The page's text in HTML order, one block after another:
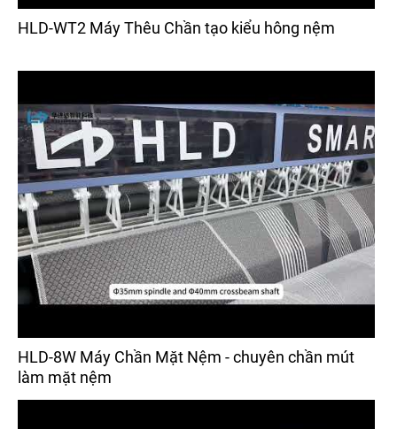
HLD-WT2 Máy Thêu Chần tạo kiểu hông nệm
HLD-8W Máy Chần Mặt Nệm - chuyên chần mút
làm mặt nệm